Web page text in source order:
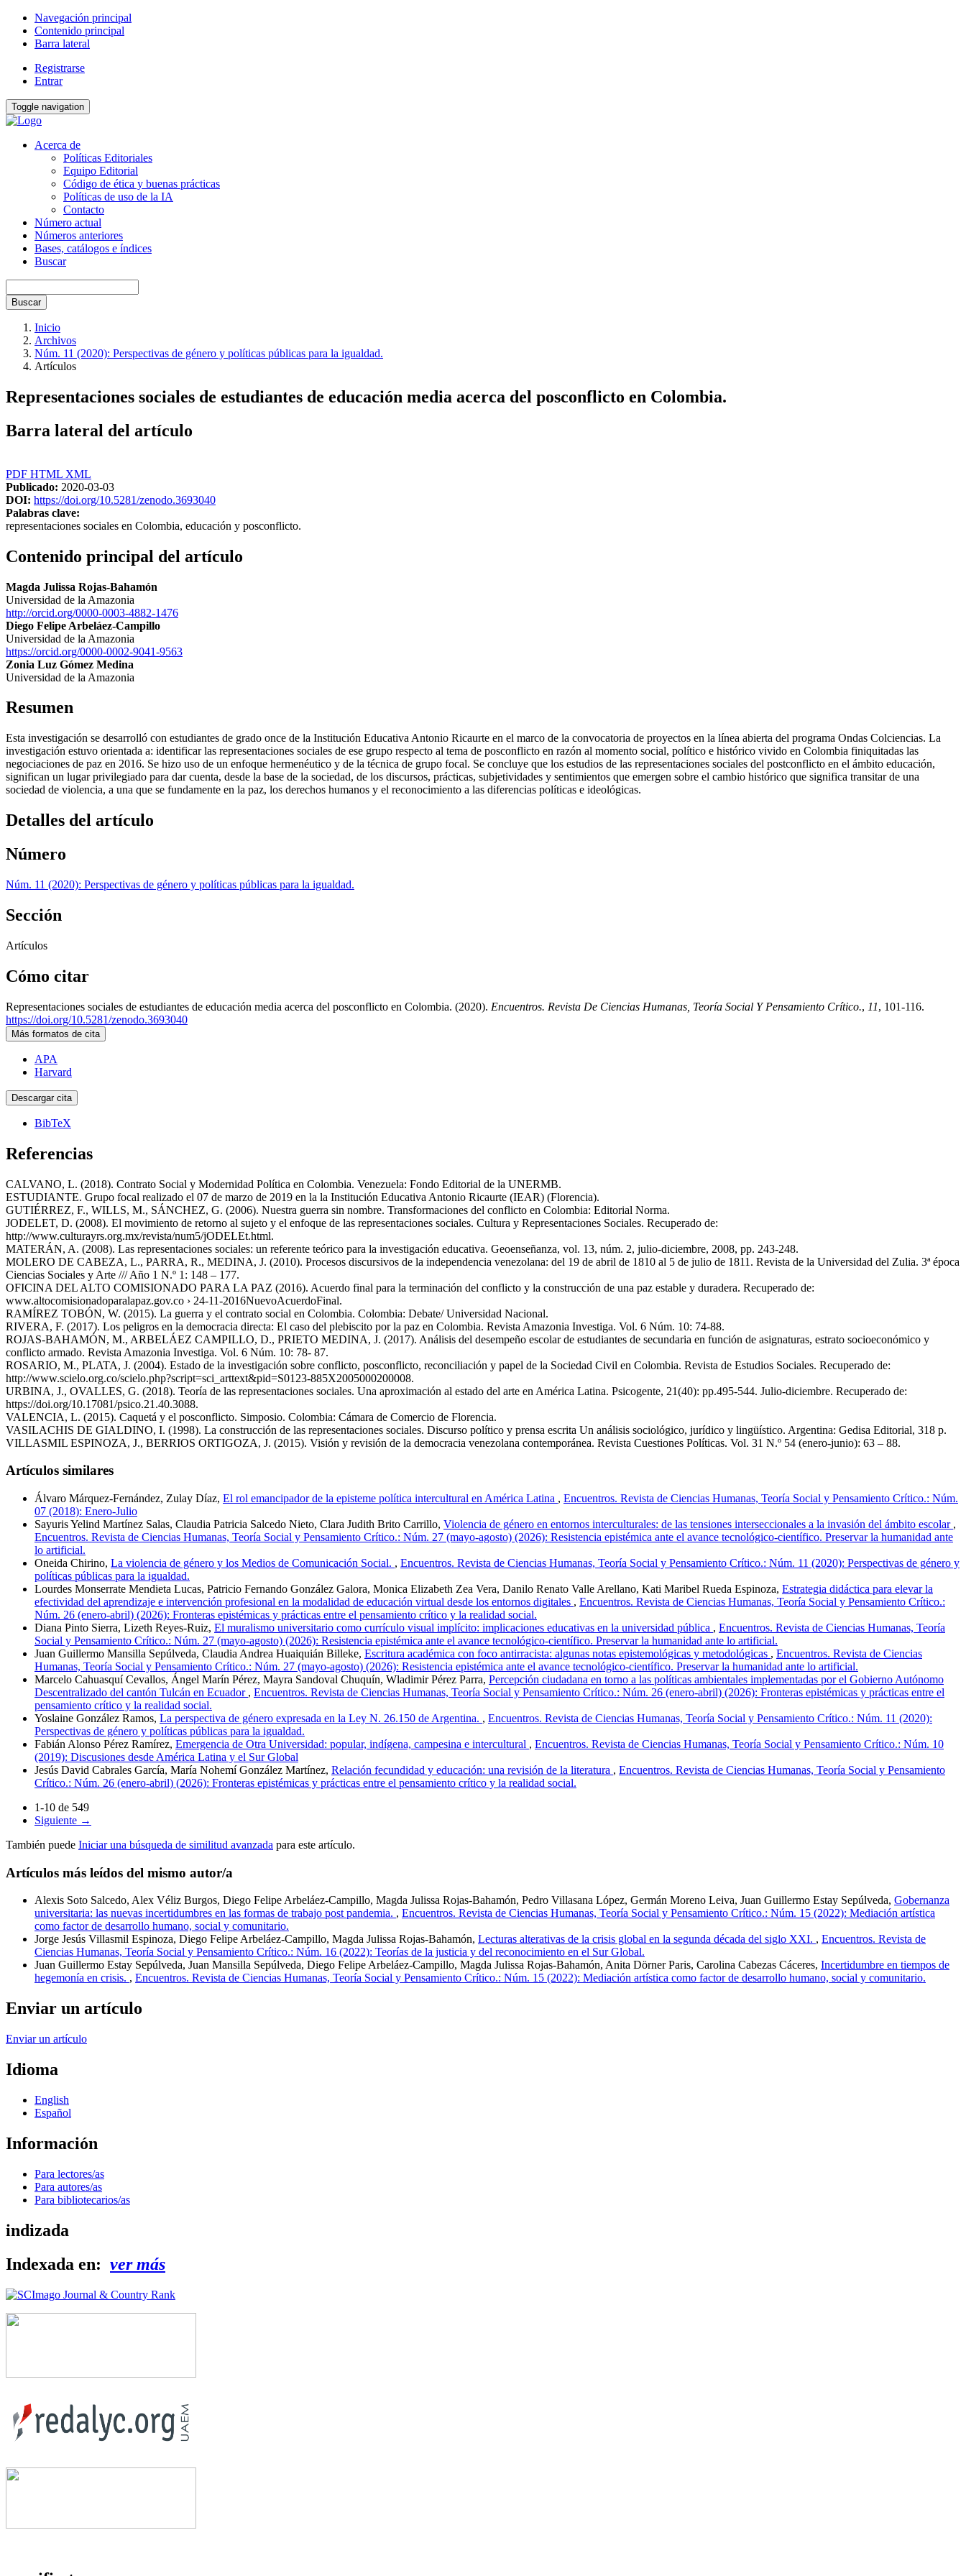
Navegación principal
Contenido principal
Barra lateral
Registrarse
Entrar
Toggle navigation
Acerca de
Políticas Editoriales
Equipo Editorial
Código de ética y buenas prácticas
Políticas de uso de la IA
Contacto
Número actual
Números anteriores
Bases, catálogos e índices
Buscar
Buscar
Inicio
Archivos
Núm. 11 (2020): Perspectivas de género y políticas públicas para la igualdad.
Artículos
Representaciones sociales de estudiantes de educación media acerca del posconflicto en Colombia.
Barra lateral del artículo
PDF HTML XML
Publicado: 2020-03-03
DOI: https://doi.org/10.5281/zenodo.3693040
Palabras clave:
representaciones sociales en Colombia, educación y posconflicto.
Contenido principal del artículo
Magda Julissa Rojas-Bahamón
Universidad de la Amazonia
http://orcid.org/0000-0003-4882-1476
Diego Felipe Arbeláez-Campillo
Universidad de la Amazonia
https://orcid.org/0000-0002-9041-9563
Zonia Luz Gómez Medina
Universidad de la Amazonia
Resumen
Esta investigación se desarrolló con estudiantes de grado once de la Institución Educativa Antonio Ricaurte en el marco de la convocatoria de proyectos en la línea abierta del programa Ondas Colciencias. La
investigación estuvo orientada a: identificar las representaciones sociales de ese grupo respecto al tema de posconflicto en razón al momento social, político e histórico vivido en Colombia finiquitadas las
negociaciones de paz en 2016. Se hizo uso de un enfoque hermenéutico y de la técnica de grupo focal. Se concluye que los estudios de las representaciones sociales del postconflicto en el ámbito educación,
significan un lugar privilegiado para dar cuenta, desde la base de la sociedad, de los discursos, prácticas, subjetividades y sentimientos que emergen sobre el cambio histórico que significa transitar de una
sociedad de violencia, a una que se fundamente en la paz, los derechos humanos y el reconocimiento a las diferencias políticas e ideológicas.
Detalles del artículo
Número
Núm. 11 (2020): Perspectivas de género y políticas públicas para la igualdad.
Sección
Artículos
Cómo citar
Representaciones sociales de estudiantes de educación media acerca del posconflicto en Colombia. (2020). Encuentros. Revista De Ciencias Humanas, Teoría Social Y Pensamiento Crítico., 11, 101-116.
https://doi.org/10.5281/zenodo.3693040
Más formatos de cita
APA
Harvard
Descargar cita
BibTeX
Referencias
CALVANO, L. (2018). Contrato Social y Modernidad Política en Colombia. Venezuela: Fondo Editorial de la UNERMB.
ESTUDIANTE. Grupo focal realizado el 07 de marzo de 2019 en la la Institución Educativa Antonio Ricaurte (IEAR) (Florencia).
GUTIÉRREZ, F., WILLS, M., SÁNCHEZ, G. (2006). Nuestra guerra sin nombre. Transformaciones del conflicto en Colombia: Editorial Norma.
JODELET, D. (2008). El movimiento de retorno al sujeto y el enfoque de las representaciones sociales. Cultura y Representaciones Sociales. Recuperado de:
http://www.culturayrs.org.mx/revista/num5/jODELEt.html.
MATERÁN, A. (2008). Las representaciones sociales: un referente teórico para la investigación educativa. Geoenseñanza, vol. 13, núm. 2, julio-diciembre, 2008, pp. 243-248.
MOLERO DE CABEZA, L., PARRA, R., MEDINA, J. (2010). Procesos discursivos de la independencia venezolana: del 19 de abril de 1810 al 5 de julio de 1811. Revista de la Universidad del Zulia. 3ª época
Ciencias Sociales y Arte /// Año 1 N.º 1: 148 – 177.
OFICINA DEL ALTO COMISIONADO PARA LA PAZ (2016). Acuerdo final para la terminación del conflicto y la construcción de una paz estable y duradera. Recuperado de:
www.altocomisionadoparalapaz.gov.co › 24-11-2016NuevoAcuerdoFinal.
RAMÍREZ TOBÓN, W. (2015). La guerra y el contrato social en Colombia. Colombia: Debate/ Universidad Nacional.
RIVERA, F. (2017). Los peligros en la democracia directa: El caso del plebiscito por la paz en Colombia. Revista Amazonia Investiga. Vol. 6 Núm. 10: 74-88.
ROJAS-BAHAMÓN, M., ARBELÁEZ CAMPILLO, D., PRIETO MEDINA, J. (2017). Análisis del desempeño escolar de estudiantes de secundaria en función de asignaturas, estrato socioeconómico y
conflicto armado. Revista Amazonia Investiga. Vol. 6 Núm. 10: 78- 87.
ROSARIO, M., PLATA, J. (2004). Estado de la investigación sobre conflicto, posconflicto, reconciliación y papel de la Sociedad Civil en Colombia. Revista de Estudios Sociales. Recuperado de:
http://www.scielo.org.co/scielo.php?script=sci_arttext&pid=S0123-885X2005000200008.
URBINA, J., OVALLES, G. (2018). Teoría de las representaciones sociales. Una aproximación al estado del arte en América Latina. Psicogente, 21(40): pp.495-544. Julio-diciembre. Recuperado de:
https://doi.org/10.17081/psico.21.40.3088.
VALENCIA, L. (2015). Caquetá y el posconflicto. Simposio. Colombia: Cámara de Comercio de Florencia.
VASILACHIS DE GIALDINO, I. (1998). La construcción de las representaciones sociales. Discurso político y prensa escrita Un análisis sociológico, jurídico y lingüístico. Argentina: Gedisa Editorial, 318 p.
VILLASMIL ESPINOZA, J., BERRIOS ORTIGOZA, J. (2015). Visión y revisión de la democracia venezolana contemporánea. Revista Cuestiones Políticas. Vol. 31 N.º 54 (enero-junio): 63 – 88.
Artículos similares
Álvaro Márquez-Fernández, Zulay Díaz, El rol emancipador de la episteme política intercultural en América Latina , Encuentros. Revista de Ciencias Humanas, Teoría Social y Pensamiento Crítico.: Núm.
07 (2018): Enero-Julio
Sayuris Yelind Martínez Salas, Claudia Patricia Salcedo Nieto, Clara Judith Brito Carrillo, Violencia de género en entornos interculturales: de las tensiones interseccionales a la invasión del ámbito escolar ,
Encuentros. Revista de Ciencias Humanas, Teoría Social y Pensamiento Crítico.: Núm. 27 (mayo-agosto) (2026): Resistencia epistémica ante el avance tecnológico-científico. Preservar la humanidad ante
lo artificial.
Oneida Chirino, La violencia de género y los Medios de Comunicación Social. , Encuentros. Revista de Ciencias Humanas, Teoría Social y Pensamiento Crítico.: Núm. 11 (2020): Perspectivas de género y
políticas públicas para la igualdad.
Lourdes Monserrate Mendieta Lucas, Patricio Fernando González Galora, Monica Elizabeth Zea Vera, Danilo Renato Valle Arellano, Kati Maribel Rueda Espinoza, Estrategia didáctica para elevar la
efectividad del aprendizaje e intervención profesional en la modalidad de educación virtual desde los entornos digitales , Encuentros. Revista de Ciencias Humanas, Teoría Social y Pensamiento Crítico.:
Núm. 26 (enero-abril) (2026): Fronteras epistémicas y prácticas entre el pensamiento crítico y la realidad social.
Diana Pinto Sierra, Lizeth Reyes-Ruiz, El muralismo universitario como currículo visual implícito: implicaciones educativas en la universidad pública , Encuentros. Revista de Ciencias Humanas, Teoría
Social y Pensamiento Crítico.: Núm. 27 (mayo-agosto) (2026): Resistencia epistémica ante el avance tecnológico-científico. Preservar la humanidad ante lo artificial.
Juan Guillermo Mansilla Sepúlveda, Claudia Andrea Huaiquián Billeke, Escritura académica con foco antirracista: algunas notas epistemológicas y metodológicas , Encuentros. Revista de Ciencias
Humanas, Teoría Social y Pensamiento Crítico.: Núm. 27 (mayo-agosto) (2026): Resistencia epistémica ante el avance tecnológico-científico. Preservar la humanidad ante lo artificial.
Marcelo Cahuasquí Cevallos, Ángel Marín Pérez, Mayra Sandoval Chuquín, Wladimir Pérez Parra, Percepción ciudadana en torno a las políticas ambientales implementadas por el Gobierno Autónomo
Descentralizado del cantón Tulcán en Ecuador , Encuentros. Revista de Ciencias Humanas, Teoría Social y Pensamiento Crítico.: Núm. 26 (enero-abril) (2026): Fronteras epistémicas y prácticas entre el
pensamiento crítico y la realidad social.
Yoslaine González Ramos, La perspectiva de género expresada en la Ley N. 26.150 de Argentina. , Encuentros. Revista de Ciencias Humanas, Teoría Social y Pensamiento Crítico.: Núm. 11 (2020):
Perspectivas de género y políticas públicas para la igualdad.
Fabián Alonso Pérez Ramírez, Emergencia de Otra Universidad: popular, indígena, campesina e intercultural , Encuentros. Revista de Ciencias Humanas, Teoría Social y Pensamiento Crítico.: Núm. 10
(2019): Discusiones desde América Latina y el Sur Global
Jesús David Cabrales García, María Nohemí González Martínez, Relación fecundidad y educación: una revisión de la literatura , Encuentros. Revista de Ciencias Humanas, Teoría Social y Pensamiento
Crítico.: Núm. 26 (enero-abril) (2026): Fronteras epistémicas y prácticas entre el pensamiento crítico y la realidad social.
1-10 de 549
Siguiente →
También puede Iniciar una búsqueda de similitud avanzada para este artículo.
Artículos más leídos del mismo autor/a
Alexis Soto Salcedo, Alex Véliz Burgos, Diego Felipe Arbeláez-Campillo, Magda Julissa Rojas-Bahamón, Pedro Villasana López, Germán Moreno Leiva, Juan Guillermo Estay Sepúlveda, Gobernanza
universitaria: las nuevas incertidumbres en las formas de trabajo post pandemia. , Encuentros. Revista de Ciencias Humanas, Teoría Social y Pensamiento Crítico.: Núm. 15 (2022): Mediación artística
como factor de desarrollo humano, social y comunitario.
Jorge Jesús Villasmil Espinoza, Diego Felipe Arbeláez-Campillo, Magda Julissa Rojas-Bahamón, Lecturas alterativas de la crisis global en la segunda década del siglo XXI. , Encuentros. Revista de
Ciencias Humanas, Teoría Social y Pensamiento Crítico.: Núm. 16 (2022): Teorías de la justicia y del reconocimiento en el Sur Global.
Juan Guillermo Estay Sepúlveda, Juan Mansilla Sepúlveda, Diego Felipe Arbeláez-Campillo, Magda Julissa Rojas-Bahamón, Anita Dörner Paris, Carolina Cabezas Cáceres, Incertidumbre en tiempos de
hegemonía en crisis. , Encuentros. Revista de Ciencias Humanas, Teoría Social y Pensamiento Crítico.: Núm. 15 (2022): Mediación artística como factor de desarrollo humano, social y comunitario.
Enviar un artículo
Enviar un artículo
Idioma
English
Español
Información
Para lectores/as
Para autores/as
Para bibliotecarios/as
indizada
Indexada en: ver más